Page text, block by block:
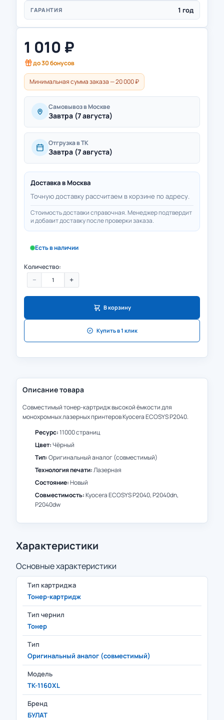
ГАРАНТИЯ 1 год
1 010 ₽
до30бонусов
Минимальная сумма заказа — 20 000 ₽
Самовывоз в Москве
Завтра (7 августа)
Отгрузка в ТК
Завтра (7 августа)
Доставка в Москва
Точную доставку рассчитаем в корзине по адресу.
Стоимость доставки справочная. Менеджер подтвердит
и добавит доставку после проверки заказа.
Есть в наличии
Количество:
− +
В корзину
Купить в 1 клик
Описание товара
Совместимый тонер-картридж высокой ёмкости для
монохромных лазерных принтеров Kyocera ECOSYS P2040.
Ресурс:11000 страниц
Цвет:Чёрный
Тип:Оригинальный аналог (совместимый)
Технология печати:Лазерная
Состояние:Новый
Совместимость:Kyocera ECOSYS P2040, P2040dn,
P2040dw
Характеристики
Основные характеристики
Тип картриджа
Тонер-картридж
Тип чернил
Тонер
Тип
Оригинальный аналог (совместимый)
Модель
TK-1160XL
Бренд
БУЛАТ